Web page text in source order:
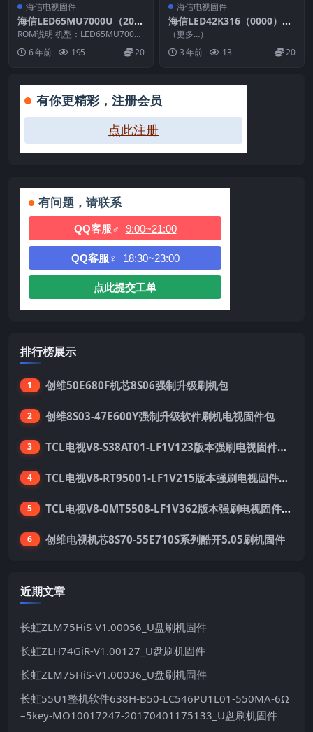
海信电视固件
海信LED65MU7000U（200
1）BOM3_C006_20170112
官方原厂USB刷机电视固件包
ROM说明 机型：LED65MU7000
U 固件版本：（2001） BOM：3
... 6 年前 195 20
海信电视固件
海信LED42K316（0000）B
OM1_C001_U盘刷机固件
（更多…）
3 年前
13 20
有你更精彩，注册会员
点此注册
有问题，请联系
QQ客服♂ 9:00~21:00
QQ客服♀ 18:30~23:00
点此提交工单
排行榜展示
1 创维50E680F机芯8S06强制升级刷机包
2 创维8S03-47E600Y强制升级软件刷机电视固件包
3 TCL电视V8-S38AT01-LF1V123版本强刷电视固件包下载
4 TCL电视V8-RT95001-LF1V215版本强刷电视固件包下载
5 TCL电视V8-0MT5508-LF1V362版本强刷电视固件包下载
6 创维电视机芯8S70-55E710S系列酷开5.05刷机固件
近期文章
长虹ZLM75HiS-V1.00056_U盘刷机固件
长虹ZLH74GiR-V1.00127_U盘刷机固件
长虹ZLM75HiS-V1.00036_U盘刷机固件
长虹55U1整机软件638H-B50-LC546PU1L01-550MA-6Ω
–5key-MO10017247-20170401175133_U盘刷机固件